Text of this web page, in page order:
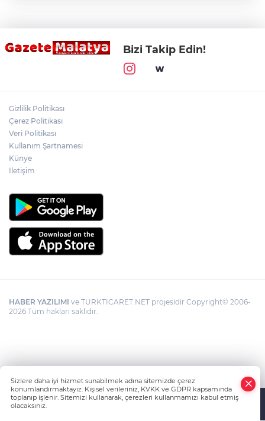
Bizi Takip Edin!
Gizlilik Politikası
Çerez Politikası
Veri Politikası
Kullanım Şartnamesi
Künye
İletişim
HABER YAZILIMI ve TURKTICARET.NET projesidir Copyright© 2006-
2026 Tüm hakları saklıdır.
Sizlere daha iyi hizmet sunabilmek adına sitemizde çerez
konumlandırmaktayız. Kişisel verileriniz, KVKK ve GDPR kapsamında
toplanıp işlenir. Sitemizi kullanarak, çerezleri kullanmamızı kabul etmiş
olacaksınız.